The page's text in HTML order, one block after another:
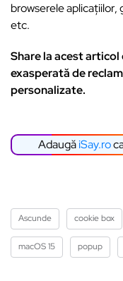
browserele aplicațiilor,
etc.
Share la acest articol
exasperată de
personalizate.
AdaugăiSay.ro
Ascunde cookie box
macOS 15 popup